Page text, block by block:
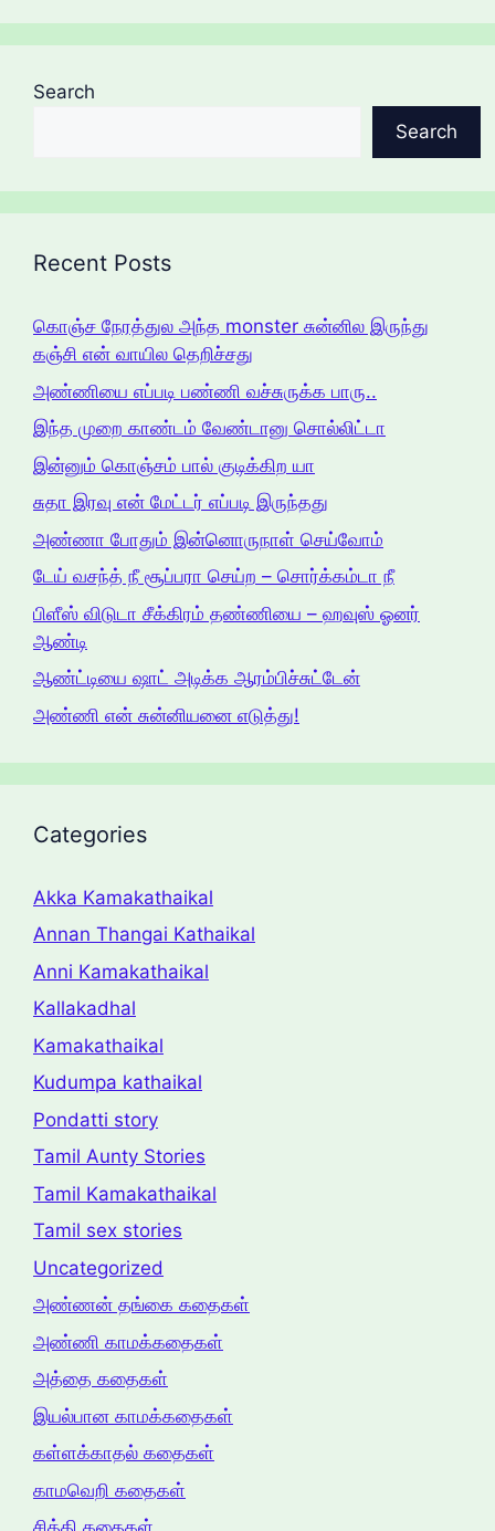
Search
Search
Recent Posts
கொஞ்ச நேரத்துல அந்த monster சுன்னில இருந்து
கஞ்சி என் வாயில தெறிச்சது
அண்ணியை எப்படி பண்ணி வச்சுருக்க பாரு..
இந்த முறை காண்டம் வேண்டானு சொல்லிட்டா
இன்னும் கொஞ்சம் பால் குடிக்கிற யா
சுதா இரவு என் மேட்டர் எப்படி இருந்தது
அண்ணா போதும் இன்னொருநாள் செய்வோம்
டேய் வசந்த் நீ சூப்பரா செய்ற – சொர்க்கம்டா நீ
பிளீஸ் விடுடா சீக்கிரம் தண்ணியை – ஹவுஸ் ஓனர்
ஆண்டி
ஆண்ட்டியை ஷாட் அடிக்க ஆரம்பிச்சுட்டேன்
அண்ணி என் ‌சுன்னியனை எடுத்து!
Categories
Akka Kamakathaikal
Annan Thangai Kathaikal
Anni Kamakathaikal
Kallakadhal
Kamakathaikal
Kudumpa kathaikal
Pondatti story
Tamil Aunty Stories
Tamil Kamakathaikal
Tamil sex stories
Uncategorized
அண்ணன் தங்கை கதைகள்
அண்ணி காமக்கதைகள்
அத்தை கதைகள்
இயல்பான காமக்கதைகள்
கள்ளக்காதல் கதைகள்
காமவெறி கதைகள்
சித்தி கதைகள்